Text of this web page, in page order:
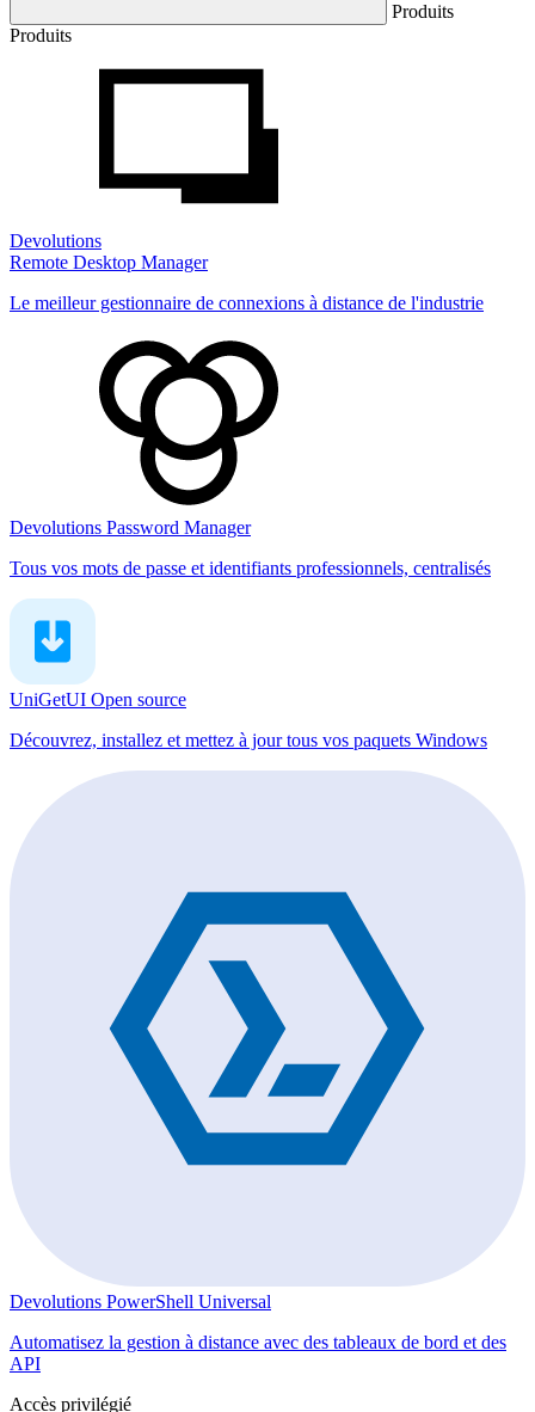
Produits
Produits
Devolutions
Remote Desktop Manager
Le meilleur gestionnaire de connexions à distance de l'industrie
Devolutions Password Manager
Tous vos mots de passe et identifiants professionnels, centralisés
UniGetUI Open source
Découvrez, installez et mettez à jour tous vos paquets Windows
Devolutions PowerShell Universal
Automatisez la gestion à distance avec des tableaux de bord et des
API
Accès privilégié